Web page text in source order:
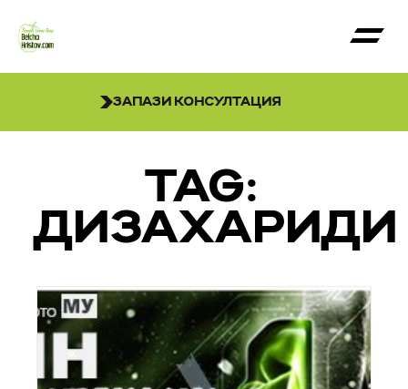
ЗАПАЗИ КОНСУЛТАЦИЯ
TAG:
ДИЗАХАРИДИ